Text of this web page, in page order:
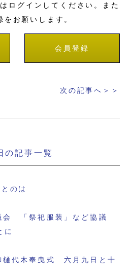
ログインしてください。また
をお願いします。
会員登録
次の記事へ＞＞
の記事一覧
のは
会 「祭祀服装」など協議
に
樋代木奉曳式 六月九日と十